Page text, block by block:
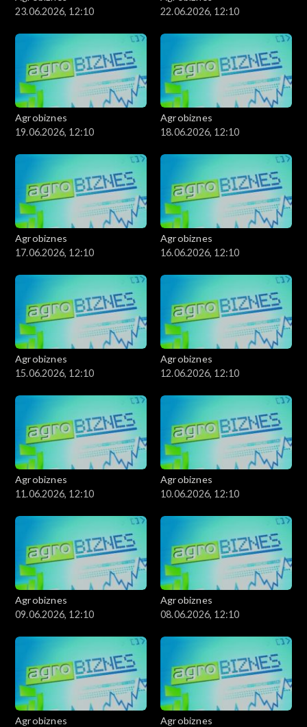
23.06.2026, 12:10
22.06.2026, 12:10
Agrobiznes
19.06.2026, 12:10
Agrobiznes
18.06.2026, 12:10
Agrobiznes
17.06.2026, 12:10
Agrobiznes
16.06.2026, 12:10
Agrobiznes
15.06.2026, 12:10
Agrobiznes
12.06.2026, 12:10
Agrobiznes
11.06.2026, 12:10
Agrobiznes
10.06.2026, 12:10
Agrobiznes
09.06.2026, 12:10
Agrobiznes
08.06.2026, 12:10
Agrobiznes
Agrobiznes